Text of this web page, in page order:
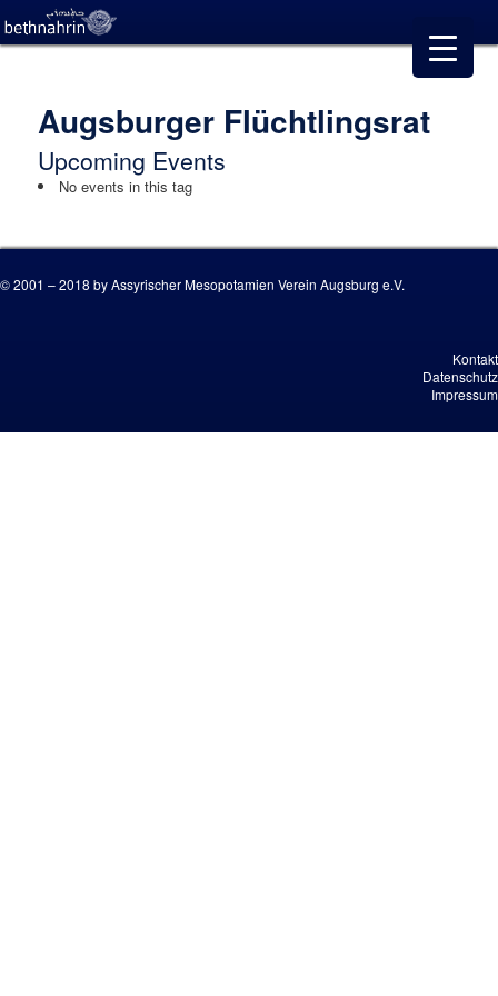
Augsburger Flüchtlingsrat
Upcoming Events
No events in this tag
© 2001 – 2018 by Assyrischer Mesopotamien Verein Augsburg e.V.
Kontakt
Datenschutz
Impressum